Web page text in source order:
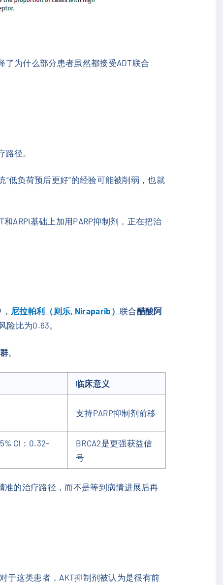
了为什么部分患者虽然都接受ADT联合
径。
低负荷预后更好”的经验可能被削弱，也就
ARPI基础上加用PARP抑制剂，正在把治
尼拉帕利（则乐, Niraparib）联合醋酸阿
险比为0.63。
。
临床意义
支持PARP抑制剂前移
CI：0.32-
BRCA2是更强获益信
号
准的治疗路径，而不是等到病情进展后再
于这类患者，AKT抑制剂被认为是很有前